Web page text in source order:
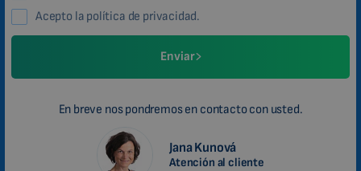
Acepto la política de privacidad.
Enviar
En breve nos pondremos en contacto con usted.
Jana Kunová
Atención al cliente